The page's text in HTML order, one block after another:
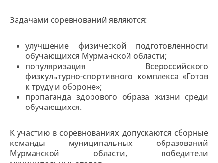
Задачами соревнований являются:
улучшение физической подготовленности
обучающихся Мурманской области;
популяризация Всероссийского
физкультурно-спортивного комплекса «Готов
к труду и обороне»;
пропаганда здорового образа жизни среди
обучающихся.
К участию в соревнованиях допускаются сборные
команды муниципальных образований
Мурманской области, победители